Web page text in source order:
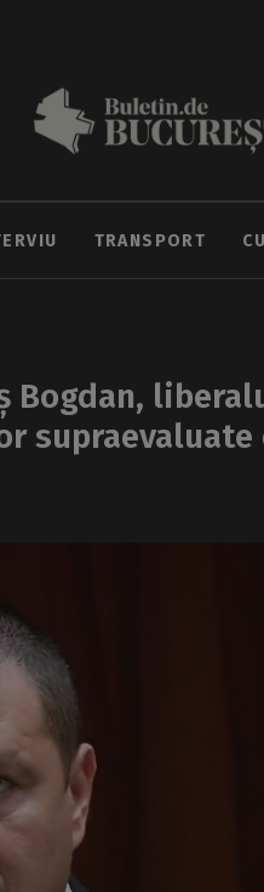
TRANSPORT
Bogdan,
supraevaluate